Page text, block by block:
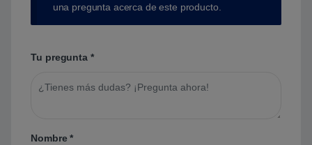
una pregunta acerca de este producto.
Tu pregunta *
Nombre*